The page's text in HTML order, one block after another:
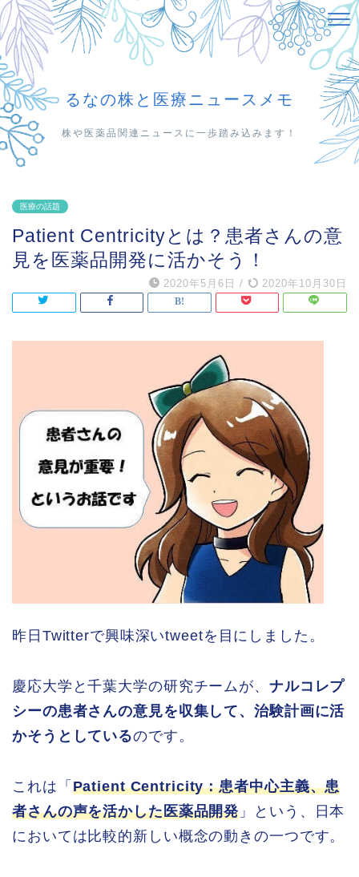
るなの株と医療ニュースメモ
株や医薬品関連ニュースに一歩踏み込みます！
医療の話題
Patient Centricityとは？患者さんの意
見を医薬品開発に活かそう！
2020年5月6日 / 2020年10月30日
昨日Twitterで興味深いtweetを目にしました。
慶応大学と千葉大学の研究チームが、 ナルコレプ
シーの患者さんの意見を収集して、治験計画に活
かそうとしているのです。
これは「 Patient Centricity：患者中心主義、患
者さんの声を活かした医薬品開発 」という、日本
においては比較的新しい概念の動きの一つです。